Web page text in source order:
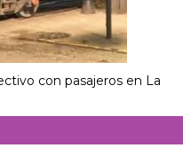
con pasajeros en La